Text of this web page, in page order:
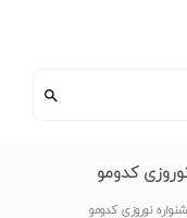
کدومو
نوروزی کدومو